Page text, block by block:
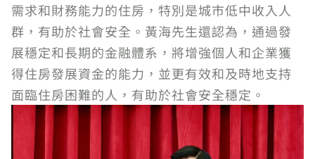
需求和財務能力的住房，特別是城市低中收入人
群，有助於社會安全。黃海先生還認為，通過發
展穩定和長期的金融體系，將增強個人和企業獲
得住房發展資金的能力，並更有效和及時地支持
面臨住房困難的人，有助於社會安全穩定。